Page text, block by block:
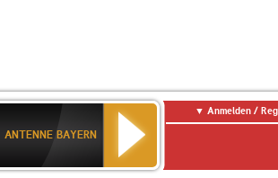
ANTENNE BAYERN
Anmelden /